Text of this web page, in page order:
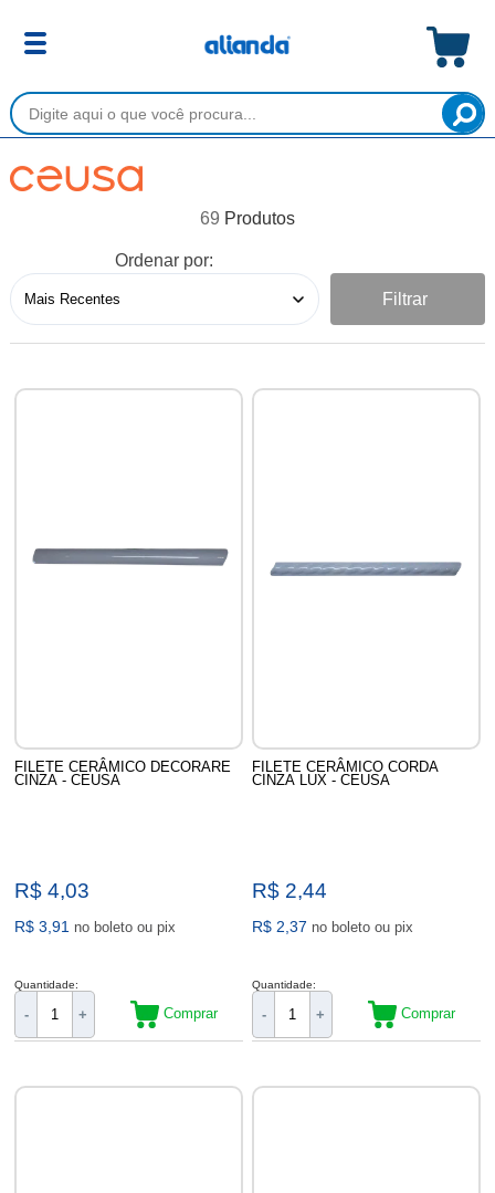
69
Ordenar por:
Filtrar
FILETE CERÂMICO DECORARE
CINZA - CEUSA
R$ 4,03
R$ 3,91 no boleto ou pix
Quantidade:
- + Comprar
FILETE CERÂMICO CORDA
CINZA LUX - CEUSA
R$ 2,44
R$ 2,37 no boleto ou pix
Quantidade:
- + Comprar